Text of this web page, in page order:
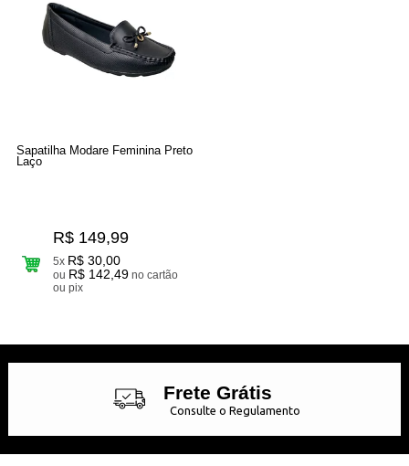
Sapatilha Modare Feminina Preto
Laço
R$ 149,99
5x R$ 30,00
ou R$ 142,49 no cartão
ou pix
Frete Grátis
Consulte o Regulamento